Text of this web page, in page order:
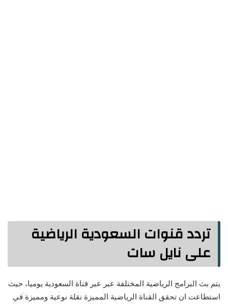
تردد قنوات السعودية الرياضية
على نايل سات
يتم بث البرامج الرياضية المختلفة عبر عبر قناة السعودية يوميا، حيث
استطاعت ان تحقق القناة الرياضية المميزة نقلة نوعية ومميزة في